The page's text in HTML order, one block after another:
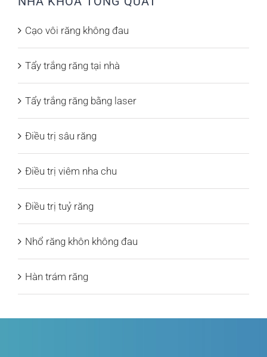
Cạo vôi răng không đau
Tẩy trắng răng tại nhà
Tẩy trắng răng bằng laser
Điều trị sâu răng
Điều trị viêm nha chu
Điều trị tuỷ răng
Nhổ răng khôn không đau
Hàn trám răng